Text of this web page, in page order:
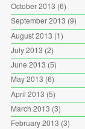
October 2013 (6)
September 2013 (9)
August 2013 (1)
July 2013 (2)
June 2013 (5)
May 2013 (6)
April 2013 (5)
March 2013 (3)
February 2013 (3)